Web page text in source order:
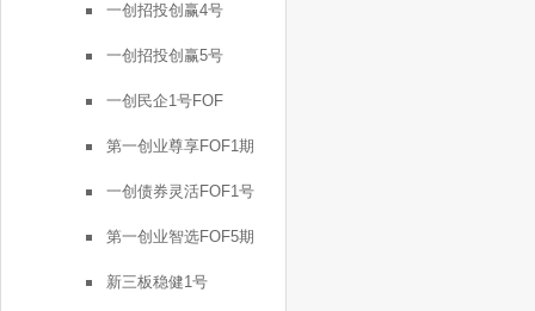
一创招投创赢4号
一创招投创赢5号
一创民企1号FOF
第一创业尊享FOF1期
一创债券灵活FOF1号
第一创业智选FOF5期
新三板稳健1号